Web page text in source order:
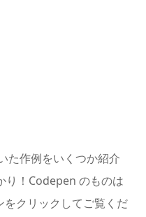
た作例をいくつか紹介
り！Codepen のものは
クリックしてご覧くだ